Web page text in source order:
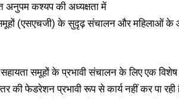
अनुपम कश्यप की अध्यक्षता में
(एसएचजी) के सुदृढ़ संचालन और महिलाओं के
समूहों के प्रभावी संचालन के लिए एक विशेष
की फेडरेशन प्रभावी रूप से कार्य नहीं कर पा